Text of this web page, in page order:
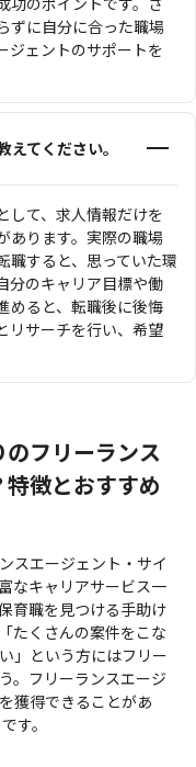
ずに自分に合った職場
ジェントのサポートを
てください。
して、求人情報だけを
あります。実際の職場
職すると、思っていた環
分のキャリア目標や働
めると、転職後に後悔
リサーチを行い、希望
フリーランス
徴とおすすめ
スエージェント・サイ
なキャリアサービス一
育職を見つける手助け
たくさんの案件をこな
」という方にはフリー
。フリーランスエージ
獲得できることがあ
す。